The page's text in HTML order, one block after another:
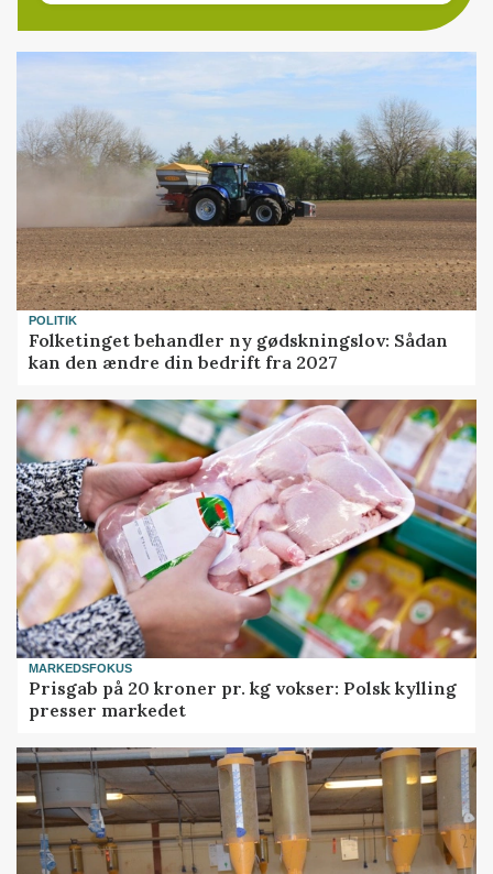
POLITIK
Folketinget behandler ny gødskningslov: Sådan
kan den ændre din bedrift fra 2027
MARKEDSFOKUS
Prisgab på 20 kroner pr. kg vokser: Polsk kylling
presser markedet